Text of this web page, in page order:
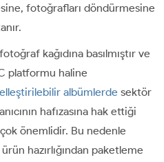
fotoğrafları döndürmesine
kağıdına basılmıştır ve
platformu haline
albümlerde sektör
hafızasına hak ettiği
önemlidir. Bu nedenle
hazırlığından paketleme